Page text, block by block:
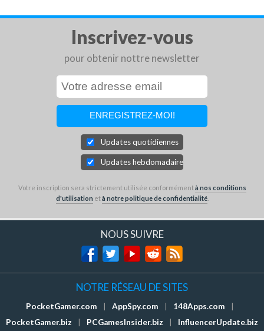
Inscrivez-vous
pour obtenir nottre newsletter
Updates quotidiennes
Updates hebdomadaires
Votre inscription sera strictement utilisée conformémentà nos conditions
d'utilisation età notre politique de confidentialité.
NOUS SUIVRE
NOTRE RÉSEAU DE SITES
PocketGamer.com AppSpy.com 148Apps.com
PocketGamer.biz
PCGamesInsider.biz InfluencerUpdate.biz